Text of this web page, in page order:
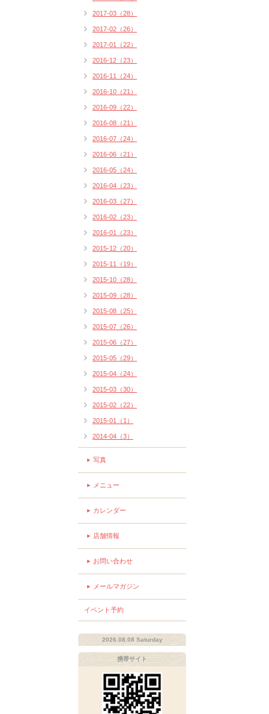
2017-03（28）
2017-02（26）
2017-01（22）
2016-12（23）
2016-11（24）
2016-10（21）
2016-09（22）
2016-08（21）
2016-07（24）
2016-06（21）
2016-05（24）
2016-04（23）
2016-03（27）
2016-02（23）
2016-01（23）
2015-12（20）
2015-11（19）
2015-10（28）
2015-09（28）
2015-08（25）
2015-07（26）
2015-06（27）
2015-05（29）
2015-04（24）
2015-03（30）
2015-02（22）
2015-01（1）
2014-04（3）
写真
メニュー
カレンダー
店舗情報
お問い合わせ
メールマガジン
イベント予約
2026.08.08 Saturday
携帯サイト